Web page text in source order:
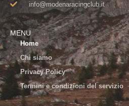
info@modenaracingclub.it​
MENU
Home
Chi siamo
Privacy Policy
Termini e condizioni del servizio